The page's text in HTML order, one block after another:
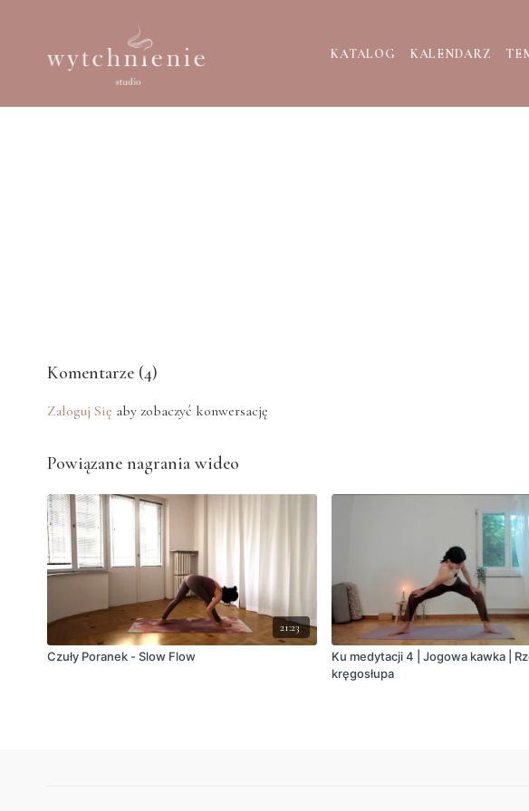
KATALOG KALENDARZ
Komentarze (4)
Zaloguj Się aby zobaczyć konwersację
Powiązane nagrania wideo
21:23
Czuły Poranek - Slow Flow
Ku medytacji 4 | Jogowa kawka |
kręgosłupa